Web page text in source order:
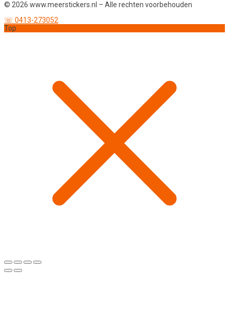
© 2026 www.meerstickers.nl – Alle rechten voorbehouden
☏ 0413-273052
Top